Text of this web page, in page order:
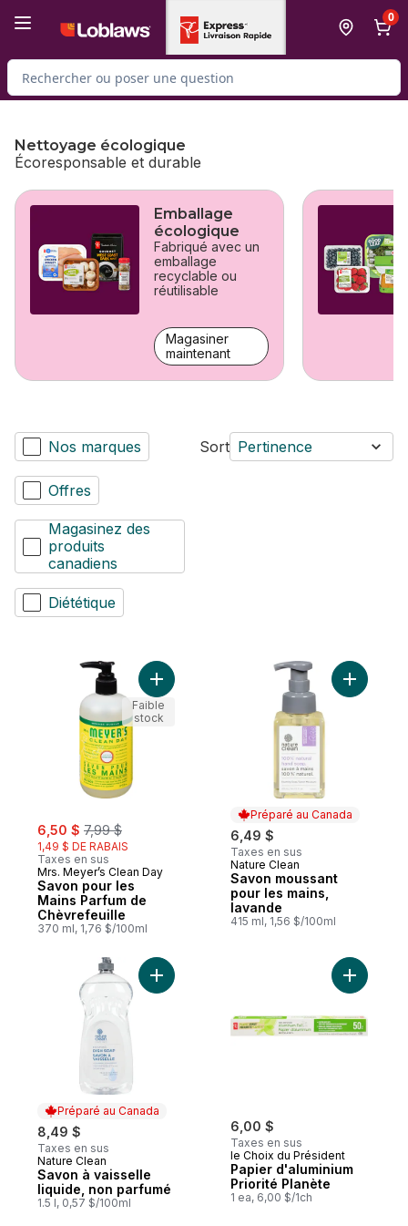
0
Rechercher des produits
Nettoyage écologique
Écoresponsable et durable
sauter Nettoyage écologique
Emballage
écologique
Fabriqué avec un
emballage
recyclable ou
réutilisable
Magasiner
maintenant
Nos marques
Offres
Magasinez des
produits
canadiens
Diététique
Sort Pertinence
sale:
6,50 $ , formerly:
7,99 $
1,49 $ DE RABAIS
Taxes en sus
Mrs. Meyer’s Clean Day
Savon pour les
Mains Parfum de
Chèvrefeuille
370 ml, 1,76 $/100ml
Ajouter Savon pour les Mains Parfum de
Faible
stock
Préparé au Canada
6,49 $
Taxes en sus
Préparé au Canada
Nature Clean
Savon moussant
pour les mains,
lavande
415 ml, 1,56 $/100ml
Ajouter
Préparé au Canada
8,49 $
Taxes en sus
Préparé au Canada
Nature Clean
Savon à vaisselle
liquide, non parfumé
1.5 l, 0,57 $/100ml
Ajouter Savon à vaisselle liquide, non
6,00 $
Taxes en sus
le Choix du Président
Papier d'aluminium
Priorité Planète
1 ea, 6,00 $/1ch
Ajouter